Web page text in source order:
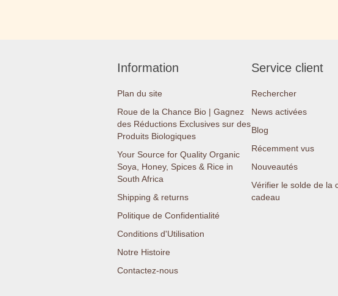
Information
Plan du site
Roue de la Chance Bio | Gagnez
des Réductions Exclusives sur des
Produits Biologiques
Your Source for Quality Organic
Soya, Honey, Spices & Rice in
South Africa
Shipping & returns
Politique de Confidentialité
Conditions d'Utilisation
Notre Histoire
Contactez-nous
Service client
Rechercher
News activées
Blog
Récemment vus
Nouveautés
Vérifier le solde de la
cadeau